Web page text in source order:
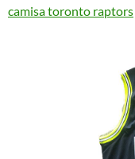
camisa toronto raptors